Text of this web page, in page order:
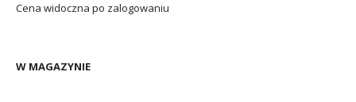
Cena widoczna po zalogowaniu
W MAGAZYNIE